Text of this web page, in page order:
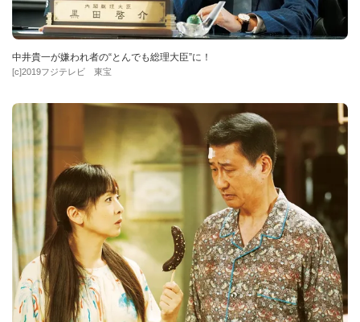
中井貴一が嫌われ者の“とんでも総理大臣”に！
[c]2019フジテレビ 東宝